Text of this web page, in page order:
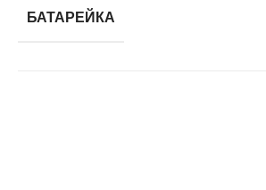
БАТАРЕЙКА